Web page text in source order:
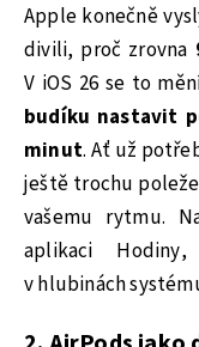
Apple konečně
divili, proč zrovna
V iOS 26 se to
budíku nastavit
minut. Ať už
ještě trochu
vašemu rytmu.
aplikaci
v hlubinách